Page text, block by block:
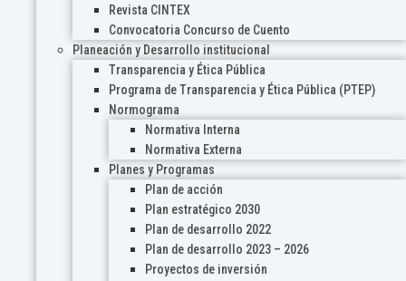
Revista CINTEX
Convocatoria Concurso de Cuento
Planeación y Desarrollo institucional
Transparencia y Ética Pública
Programa de Transparencia y Ética Pública (PTEP)
Normograma
Normativa Interna
Normativa Externa
Planes y Programas
Plan de acción
Plan estratégico 2030
Plan de desarrollo 2022
Plan de desarrollo 2023 – 2026
Proyectos de inversión